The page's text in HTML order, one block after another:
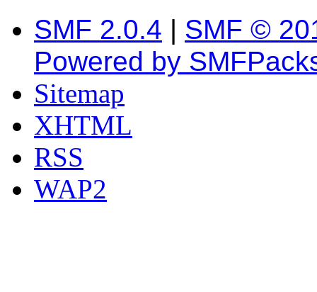
SMF 2.0.4 | SMF ©
Powered by
Sitemap
XHTML
RSS
WAP2